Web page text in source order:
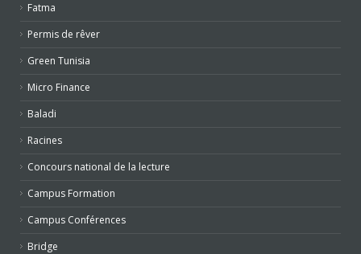
Fatma
Permis de rêver
Green Tunisia
Micro Finance
Baladi
Racines
Concours national de la lecture
Campus Formation
Campus Conférences
Bridge